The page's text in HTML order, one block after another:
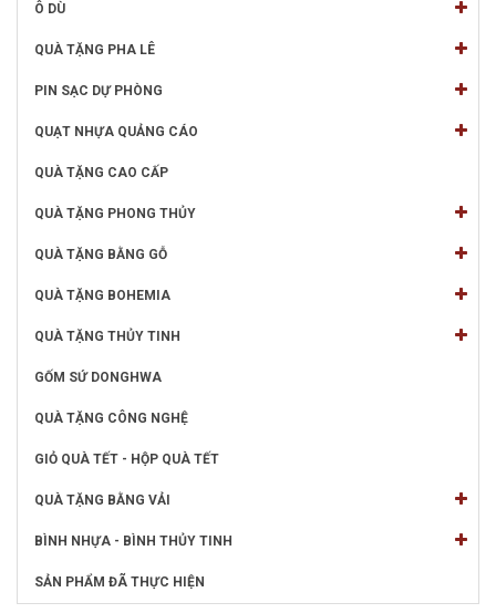
Ô DÙ
QUÀ TẶNG PHA LÊ
PIN SẠC DỰ PHÒNG
QUẠT NHỰA QUẢNG CÁO
QUÀ TẶNG CAO CẤP
QUÀ TẶNG PHONG THỦY
QUÀ TẶNG BẰNG GỖ
QUÀ TẶNG BOHEMIA
QUÀ TẶNG THỦY TINH
GỐM SỨ DONGHWA
QUÀ TẶNG CÔNG NGHỆ
GIỎ QUÀ TẾT - HỘP QUÀ TẾT
QUÀ TẶNG BẰNG VẢI
BÌNH NHỰA - BÌNH THỦY TINH
SẢN PHẨM ĐÃ THỰC HIỆN